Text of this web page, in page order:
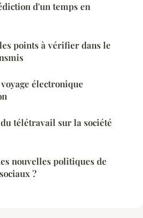
d'un temps en
points à vérifier dans le
électronique
télétravail sur la société
nouvelles politiques de
?